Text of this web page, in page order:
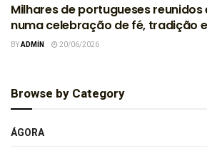
Milhares de portugueses reunidos
numa celebração de fé, tradição
BYADMIN 20/06/2026
Browse by Category
ÁGORA